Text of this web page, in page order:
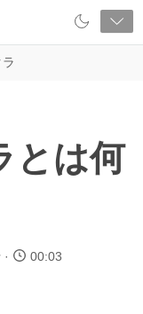
とは何
00:03